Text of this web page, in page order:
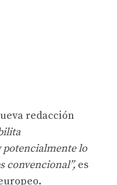
redacción
potencialmente lo
convencional”, es